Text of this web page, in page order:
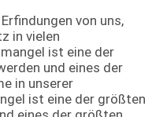
von uns,
in vielen
ist eine der
und eines der
in unserer
ist eine der größten